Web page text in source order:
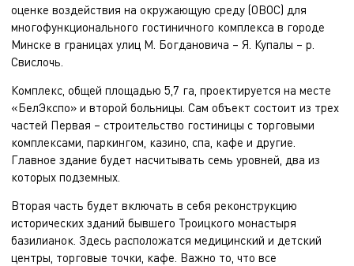
оценке воздействия на окружающую среду (ОВОС) для
многофункционального гостиничного комплекса в городе
Минске в границах улиц М. Богдановича – Я. Купалы – р.
Свислочь.
Комплекс, общей площадью 5,7 га, проектируется на месте
«БелЭкспо» и второй больницы. Сам объект состоит из трех
частей Первая – строительство гостиницы с торговыми
комплексами, паркингом, казино, спа, кафе и другие.
Главное здание будет насчитывать семь уровней, два из
которых подземных.
Вторая часть будет включать в себя реконструкцию
исторических зданий бывшего Троицкого монастыря
базилианок. Здесь расположатся медицинский и детский
центры, торговые точки, кафе. Важно то, что все